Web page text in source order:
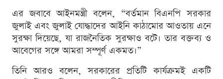
এর জবাবে আইনমন্ত্রী বলেন, “বর্তমান বিএনপি সরকার
জুলাই এবং জুলাই যোদ্ধাদের আইনি কাঠামোর আওতায় এনে
সুরক্ষা দিয়েছে, যা রাজনৈতিক সুরক্ষাও বটে। তার বক্তব্য ও
আবেগের সঙ্গে আমরা সম্পূর্ণ একমত।”
তিনি আরও বলেন, সরকারের প্রতিটি কার্যক্রমই একটি